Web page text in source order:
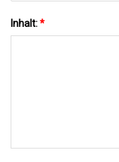
Inhalt:*